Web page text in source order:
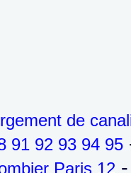
de
91 92 93 94 95
Paris 12